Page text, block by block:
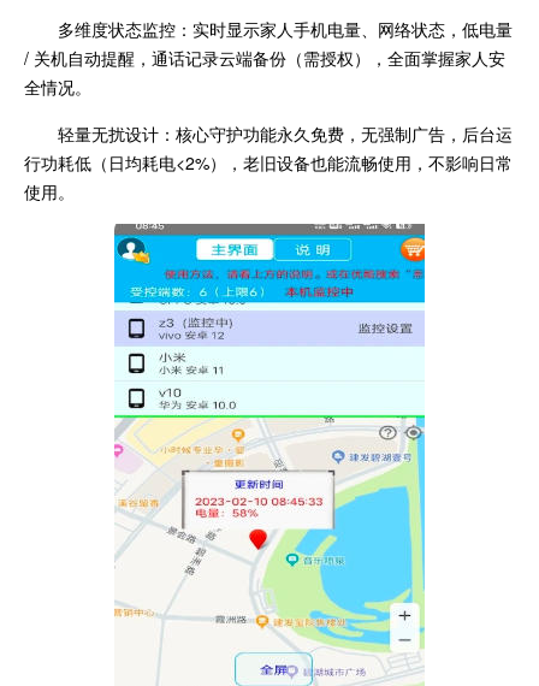
多维度状态监控：实时显示家人手机电量、网络状态，低电量
/ 关机自动提醒，通话记录云端备份（需授权），全面掌握家人安
全情况。
轻量无扰设计：核心守护功能永久免费，无强制广告，后台运
行功耗低（日均耗电<2%），老旧设备也能流畅使用，不影响日常
使用。